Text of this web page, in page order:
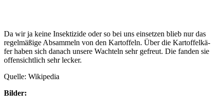
Da wir ja kei­ne Insek­ti­zi­de oder so bei uns ein­set­zen blieb nur das
regel­mä­ßi­ge Absam­meln von den Kar­tof­feln. Über die Kar­tof­fel­kä­
fer haben sich danach unse­re Wach­teln sehr gefreut. Die fan­den sie
offen­sicht­lich sehr lecker.
Quel­le: Wikipedia
Bil­der: